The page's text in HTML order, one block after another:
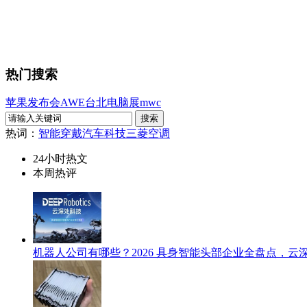
热门搜索
苹果发布会AWE台北电脑展mwc
热词： 智能穿戴汽车科技三菱空调
24小时热文
本周热评
机器人公司有哪些？2026 具身智能头部企业全盘点，云